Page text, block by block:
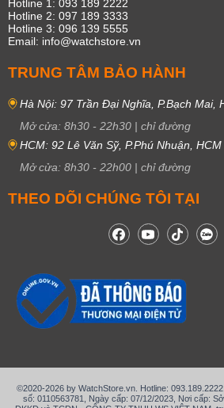
Hotline 1: 093 189 2222
Hotline 2: 097 189 3333
Hotline 3: 096 139 5555
Email: info@watchstore.vn
TRUNG TÂM BẢO HÀNH
Hà Nội: 97 Trần Đại Nghĩa, P.Bạch Mai,
Mở cửa: 8h30 - 22h30 | chỉ đường
HCM: 92 Lê Văn Sỹ, P.Phú Nhuận, HCM
Mở cửa: 8h30 - 22h00 | chỉ đường
THEO DÕI CHÚNG TÔI TẠI
©2020-2026 by WatchStore.vn. Hotline:
số: 0110563781, Ngày cấp: 07/12/2023, Nơi cấp: